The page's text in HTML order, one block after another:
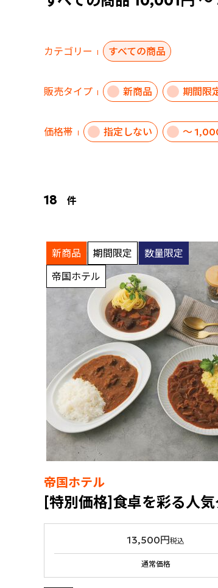
カテゴリー すべての商品
販売タイプ 新商品 期間限
価格帯 指定しない ～
18 件
新商品 期間限定
数量限定
帝国ホテル
帝国ホテル
13,500円税込
通常価格